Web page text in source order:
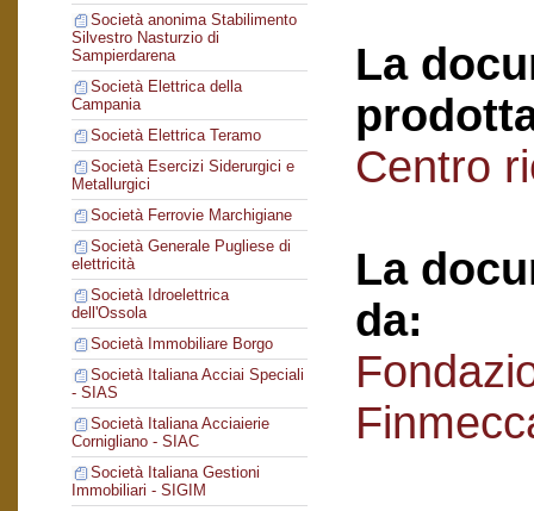
Società anonima Stabilimento
Silvestro Nasturzio di
Sampierdarena
Società Elettrica della
Campania
Società Elettrica Teramo
Società Esercizi Siderurgici e
Metallurgici
Società Ferrovie Marchigiane
Società Generale Pugliese di
elettricità
Società Idroelettrica
dell'Ossola
Società Immobiliare Borgo
Società Italiana Acciai Speciali
- SIAS
Società Italiana Acciaierie
Cornigliano - SIAC
Società Italiana Gestioni
Immobiliari - SIGIM
La
Centro
La
da: